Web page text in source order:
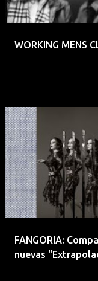
WORKING MENS
FANGORIA:
nuevas